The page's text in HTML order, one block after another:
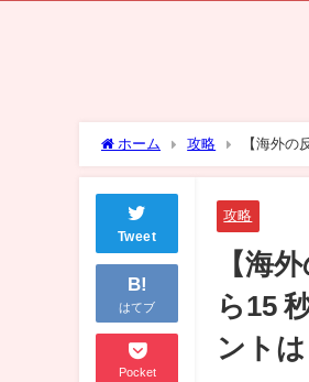
ホーム 攻略
【海外
ントは？
Tweet
B!
はてブ
Pocket
攻略
【海
ら15
ントは